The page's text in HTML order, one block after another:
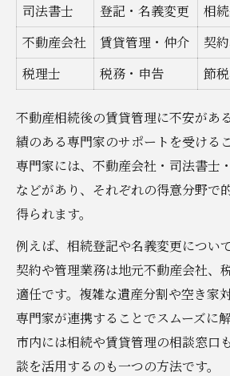
司法書士
登記・名義変更
相
不動産会社
賃貸管理・仲介
契
税理士
税務・申告 節
不動産相続後の賃貸管理に不安があ
績のある専門家のサポートを受ける
専門家には、不動産会社・司法書士
などがあり、それぞれの得意分野で
得られます。
例えば、相続登記や名義変更につい
契約や管理業務は地元不動産会社、
適任です。複雑な遺産分割や空き家
専門家が連携することでスムーズに
市内には相続や賃貸管理の相談窓口
談を活用するのも一つの方法です。